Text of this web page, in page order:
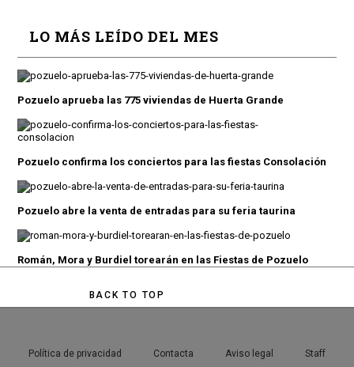
LO MÁS LEÍDO DEL MES
Pozuelo aprueba las 775 viviendas de Huerta Grande
Pozuelo confirma los conciertos para las fiestas Consolación
Pozuelo abre la venta de entradas para su feria taurina
Román, Mora y Burdiel torearán en las Fiestas de Pozuelo
BACK TO TOP
Política de privacidad Contacta Aviso legal Staff